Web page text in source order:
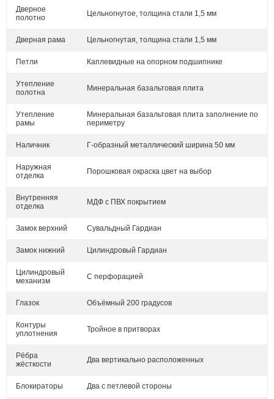
Дверное
полотно
Цельногнутое, толщина стали 1,5 мм
Дверная рама Цельногнутая, толщина стали 1,5 мм
Петли Каплевидные на опорном подшипнике
Утепление
полотна
Минеральная базальтовая плита
Утепление
рамы
Минеральная базальтовая плита заполнение по
периметру
Наличник Г-образный металлический ширина 50 мм
Наружная
отделка
Порошковая окраска цвет на выбор
Внутренняя
отделка
МДФ с ПВХ покрытием
Замок верхний Сувальдный Гардиан
Замок нижний Цилиндровый Гардиан
Цилиндровый
механизм
С перфорацией
Глазок Объёмный 200 градусов
Контуры
уплотнения
Тройное в притворах
Рёбра
жёсткости
Два вертикально расположенных
Блокираторы Два с петлевой стороны